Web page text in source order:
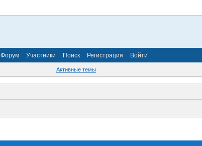
Форум Участники Поиск Регистрация Войти
Активные темы